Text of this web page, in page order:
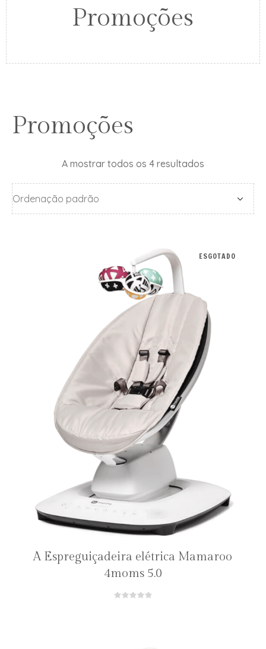
Promoções
Promoções
A mostrar todos os 4 resultados
ESGOTADO
A Espreguiçadeira elétrica Mamaroo
4moms 5.0